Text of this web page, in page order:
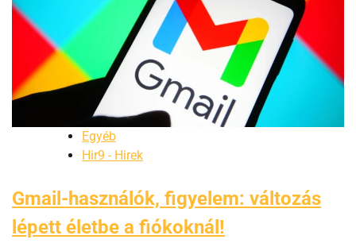
Egyéb
Hir9 - Hirek
Gmail-használók, figyelem: változás
lépett életbe a fiókoknál!